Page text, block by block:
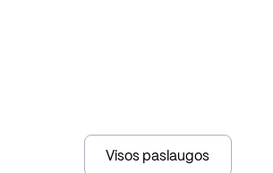
Visos paslaugos